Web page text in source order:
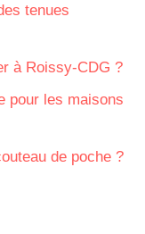
tenues
à Roissy-CDG ?
pour les maisons
de poche ?